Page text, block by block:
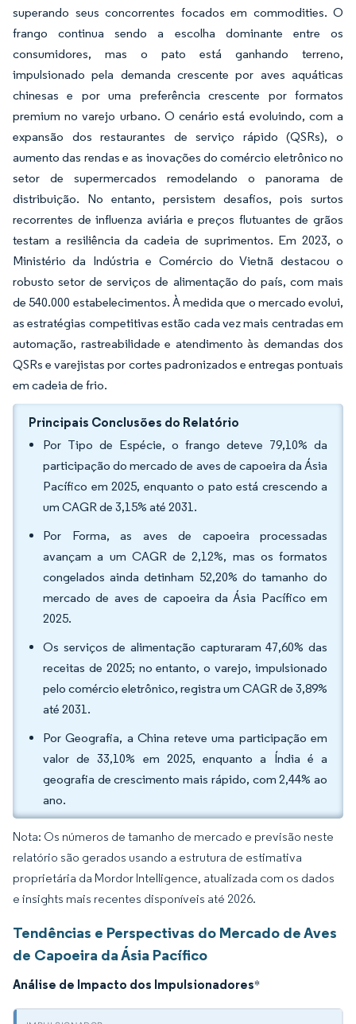
superando seus concorrentes focados em commodities. O
frango continua sendo a escolha dominante entre os
consumidores, mas o pato está ganhando terreno,
impulsionado pela demanda crescente por aves aquáticas
chinesas e por uma preferência crescente por formatos
premium no varejo urbano. O cenário está evoluindo, com a
expansão dos restaurantes de serviço rápido (QSRs), o
aumento das rendas e as inovações do comércio eletrônico no
setor de supermercados remodelando o panorama de
distribuição. No entanto, persistem desafios, pois surtos
recorrentes de influenza aviária e preços flutuantes de grãos
testam a resiliência da cadeia de suprimentos. Em 2023, o
Ministério da Indústria e Comércio do Vietnã destacou o
robusto setor de serviços de alimentação do país, com mais
de 540.000 estabelecimentos. À medida que o mercado evolui,
as estratégias competitivas estão cada vez mais centradas em
automação, rastreabilidade e atendimento às demandas dos
QSRs e varejistas por cortes padronizados e entregas pontuais
em cadeia de frio.
Principais Conclusões do Relatório
Por Tipo de Espécie, o frango deteve 79,10% da
participação do mercado de aves de capoeira da Ásia
Pacífico em 2025, enquanto o pato está crescendo a
um CAGR de 3,15% até 2031.
Por Forma, as aves de capoeira processadas
avançam a um CAGR de 2,12%, mas os formatos
congelados ainda detinham 52,20% do tamanho do
mercado de aves de capoeira da Ásia Pacífico em
2025.
Os serviços de alimentação capturaram 47,60% das
receitas de 2025; no entanto, o varejo, impulsionado
pelo comércio eletrônico, registra um CAGR de 3,89%
até 2031.
Por Geografia, a China reteve uma participação em
valor de 33,10% em 2025, enquanto a Índia é a
geografia de crescimento mais rápido, com 2,44% ao
ano.
Nota: Os números de tamanho de mercado e previsão neste
relatório são gerados usando a estrutura de estimativa
proprietária da Mordor Intelligence, atualizada com os dados
e insights mais recentes disponíveis até 2026.
Tendências e Perspectivas do Mercado de Aves
de Capoeira da Ásia Pacífico
Análise de Impacto dos Impulsionadores*